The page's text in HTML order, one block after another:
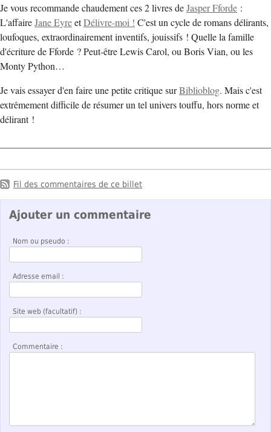
Je vous recommande chaudement ces 2 livres deJasper Fforde :
L'affaireJane EyreetDélivre-moi ! C'est un cycle de romans délirants,
loufoques, extraordinairement inventifs, jouissifs ! Quelle la famille
d'écriture de Fforde ? Peut-être Lewis Carol, ou Boris Vian, ou les
Monty Python…
Je vais essayer d'en faire une petite critique surBiblioblog. Mais c'est
extrêmement difficile de résumer un tel univers touffu, hors norme et
délirant !
Fil des commentaires de ce billet
Ajouter un commentaire
Nom ou pseudo :
Adresse email :
Site web (facultatif) :
Commentaire :